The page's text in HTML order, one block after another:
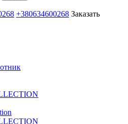
+380634600268 Заказать